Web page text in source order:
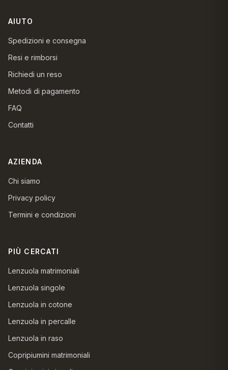
AIUTO
Spedizioni e consegna
Resi e rimborsi
Richiedi un reso
Metodi di pagamento
FAQ
Contatti
AZIENDA
Chi siamo
Privacy policy
Termini e condizioni
PIÙ CERCATI
Lenzuola matrimoniali
Lenzuola singole
Lenzuola in cotone
Lenzuola in percalle
Lenzuola in raso
Copripiumini matrimoniali